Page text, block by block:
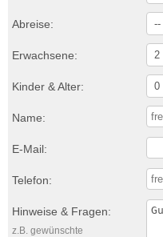
Abreise:
Erwachsene:
Kinder & Alter:
Name:
E-Mail:
Telefon:
Hinweise & Fragen:
z.B. gewünschte